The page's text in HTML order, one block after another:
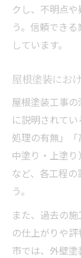
クし、不明点
う。信頼でき
しています。
屋根塗装にお
屋根塗装工事
に説明されて
処理の有無」
中塗り・上塗り
など、各工程
う。
また、過去の
の仕上がりや
市では、外壁